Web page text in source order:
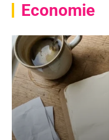
Economie